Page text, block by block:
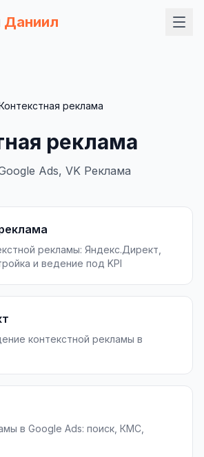
Даниил
реклама
реклама
Ads, VK Реклама
рекламы: Яндекс.Директ,
и ведение под KPI
контекстной рекламы в
в Google Ads: поиск, КМС,